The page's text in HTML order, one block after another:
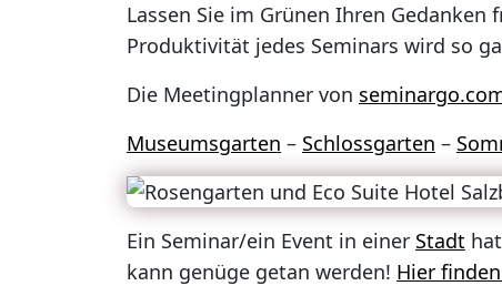
Lassen Sie im Grünen Ihren
Produktivität jedes Seminars wird so
Die Meetingplanner von
Museumsgarten – Schlossgarten –
Ein Seminar/ein Event in einer Stadt
kann genüge getan werden! Hier